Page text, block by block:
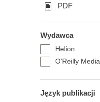
PDF
Wydawca
Helion
O'Reilly Media
Język publikacji